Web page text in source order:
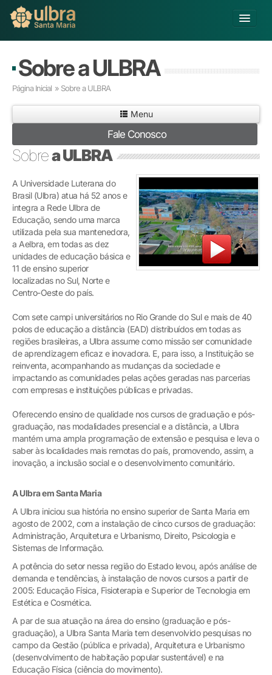
Buscar
Já sou Aluno
Matricule-se
Educação Básica
Graduação
Educação a Distância
Pesquisa
Extensão
Infraestrutura e Serviços
Inovação
Sobre a ULBRA
Sobre a ULBRA
Página Inicial » Sobre a ULBRA
Menu
Fale Conosco
Sobrea ULBRA
A Universidade Luterana do
Brasil (Ulbra) atua há 52 anos e
integra a Rede Ulbra de
Educação, sendo uma marca
utilizada pela sua mantenedora,
a Aelbra, em todas as dez
unidades de educação básica e
11 de ensino superior
localizadas no Sul, Norte e
Centro-Oeste do país.
Com sete campi universitários no Rio Grande do Sul e mais de 40
polos de educação a distância (EAD) distribuídos em todas as
regiões brasileiras, a Ulbra assume como missão ser comunidade
de aprendizagem eficaz e inovadora. E, para isso, a Instituição se
reinventa, acompanhando as mudanças da sociedade e
impactando as comunidades pelas ações geradas nas parcerias
com empresas e instituições públicas e privadas.
Oferecendo ensino de qualidade nos cursos de graduação e pós-
graduação, nas modalidades presencial e a distância, a Ulbra
mantém uma ampla programação de extensão e pesquisa e leva o
saber às localidades mais remotas do país, promovendo, assim, a
inovação, a inclusão social e o desenvolvimento comunitário.
A Ulbra em Santa Maria
A Ulbra iniciou sua história no ensino superior de Santa Maria em
agosto de 2002, com a instalação de cinco cursos de graduação:
Administração, Arquitetura e Urbanismo, Direito, Psicologia e
Sistemas de Informação.
A potência do setor nessa região do Estado levou, após análise de
demanda e tendências, à instalação de novos cursos a partir de
2005: Educação Física, Fisioterapia e Superior de Tecnologia em
Estética e Cosmética.
A par de sua atuação na área do ensino (graduação e pós-
graduação), a Ulbra Santa Maria tem desenvolvido pesquisas no
campo da Gestão (pública e privada), Arquitetura e Urbanismo
(desenvolvimento de habitação popular sustentável) e na
Educação Física (ciência do movimento).